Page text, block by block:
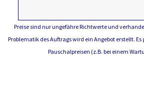
Preise sind nur ungefähre Richtwerte und
Problematik des Auftrags wird ein Angebot erstellt.
Pauschalpreisen (z.B. bei einem